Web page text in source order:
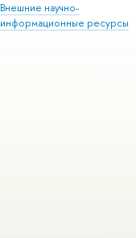
Внешние научно-
информационные ресурсы